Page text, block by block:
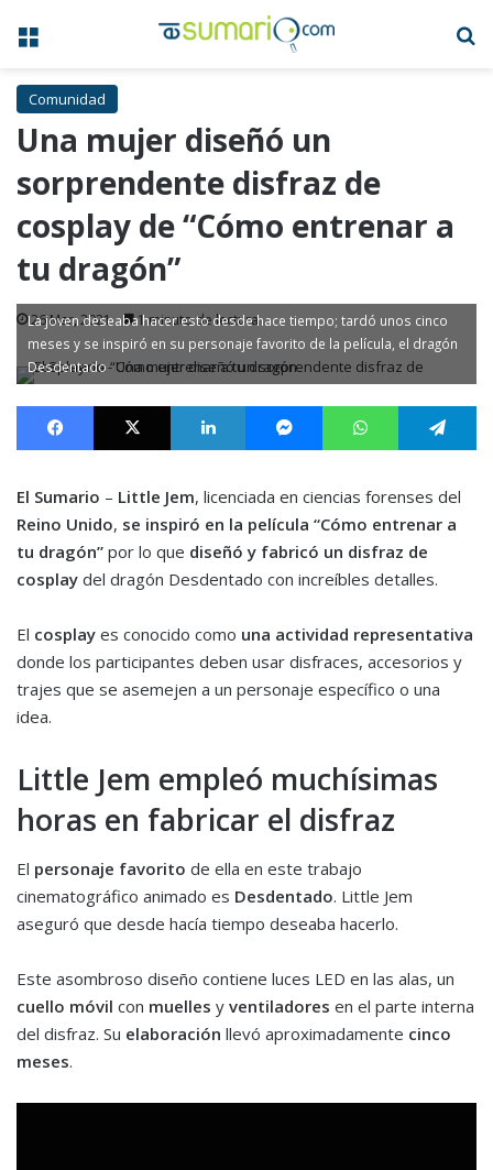
Menú
Comunidad
Una mujer diseñó un
sorprendente disfraz de
cosplay de “Cómo entrenar a
tu dragón”
26 Mar, 2021 1 minuto de lectura
La joven deseaba hacer esto desde hace tiempo; tardó unos cinco
meses y se inspiró en su personaje favorito de la película, el dragón
Desdentado
Facebook X LinkedIn MessengerWhatsApp
El Sumario – Little Jem, licenciada en ciencias forenses del
Reino Unido, se inspiró en la película “Cómo entrenar a
tu dragón” por lo que diseñó y fabricó un disfraz de
cosplay del dragón Desdentado con increíbles detalles.
El cosplay es conocido como una actividad representativa
donde los participantes deben usar disfraces, accesorios y
trajes que se asemejen a un personaje específico o una
idea.
Little Jem empleó muchísimas
horas en fabricar el disfraz
El personaje favorito de ella en este trabajo
cinematográfico animado es Desdentado. Little Jem
aseguró que desde hacía tiempo deseaba hacerlo.
Este asombroso diseño contiene luces LED en las alas, un
cuello móvil con muelles y ventiladores en el parte interna
del disfraz. Su elaboración llevó aproximadamente cinco
meses.